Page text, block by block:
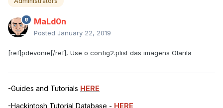
MaLd0n
Posted January 22, 2019
[ref]pdevonie[/ref], Use o config2.plist das imagens Olarila
-Guides and Tutorials HERE
-Hackintosh Tutorial Database - HERE